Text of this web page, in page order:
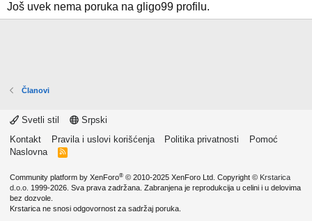
Još uvek nema poruka na gligo99 profilu.
Članovi
Svetli stil
Srpski
Kontakt
Pravila i uslovi korišćenja Politika privatnosti
Pomoć
Naslovna
R
Community platform by XenForo® © 2010-2025 XenForo Ltd. Copyright © Krstarica
d.o.o. 1999-2026. Sva prava zadržana. Zabranjena je reprodukcija u celini i u delovima
bez dozvole.
Krstarica ne snosi odgovornost za sadržaj poruka.